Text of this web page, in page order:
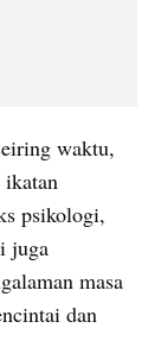
waktu,
ikatan
psikologi,
juga
masa
dan